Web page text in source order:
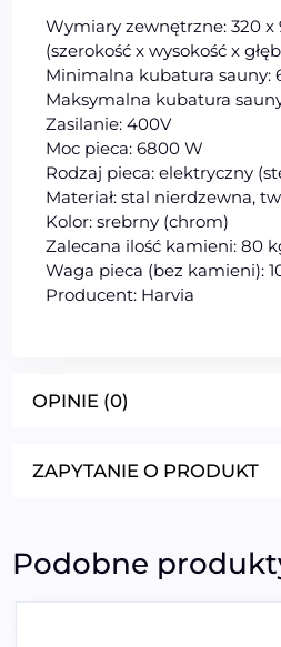
Wymiary zewnętrzne: 320 x
(szerokość x wysokość x
Minimalna kubatura sauny:
Maksymalna kubatura
Zasilanie: 400V
Moc pieca: 6800 W
Rodzaj pieca: elektryczny
Materiał: stal nierdzewna,
Kolor: srebrny (chrom)
Zalecana ilość kamieni: 80
Waga pieca (bez kamieni):
Producent: Harvia
OPINIE (0)
ZAPYTANIE O PRODUKT
Podobne